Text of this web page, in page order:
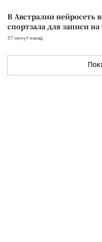
В Австралии нейросеть
спортзала для записи
57 минут назад